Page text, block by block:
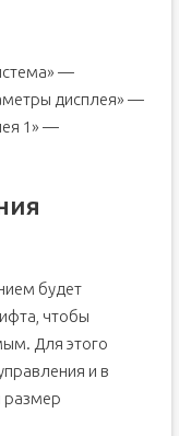
—
дисплея» —
1» —
будет
чтобы
Для этого
и в
размер